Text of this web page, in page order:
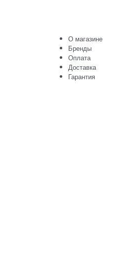
О магазине
Бренды
Оплата
Доставка
Гарантия